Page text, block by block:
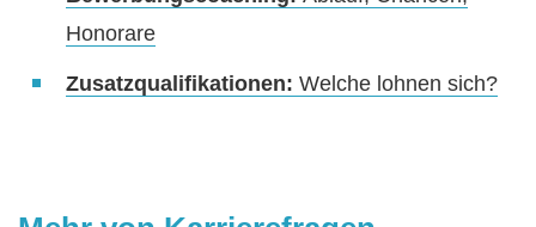
Honorare
Zusatzqualifikationen: Welche lohnen sich?